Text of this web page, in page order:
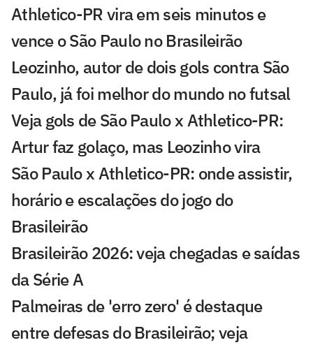
Athletico-PR vira em seis minutos e
vence o São Paulo no Brasileirão
Leozinho, autor de dois gols contra São
Paulo, já foi melhor do mundo no futsal
Veja gols de São Paulo x Athletico-PR:
Artur faz golaço, mas Leozinho vira
São Paulo x Athletico-PR: onde assistir,
horário e escalações do jogo do
Brasileirão
Brasileirão 2026: veja chegadas e saídas
da Série A
Palmeiras de 'erro zero' é destaque
entre defesas do Brasileirão; veja